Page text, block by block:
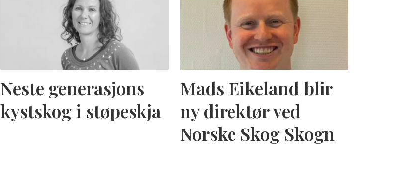
Neste generasjons
kystskog i støpeskja
Mads Eikeland blir
ny direktør ved
Norske Skog Skogn